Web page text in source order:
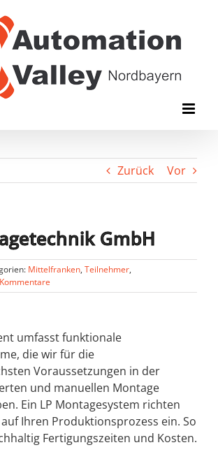
Zurück Vor
GmbH
Mittelfranken, Teilnehmer,
umfasst funktionale
die wir für die
Voraussetzungen in der
und manuellen Montage
Ein LP Montagesystem richten
Ihren Produktionsprozess ein. So
Fertigungszeiten und Kosten.